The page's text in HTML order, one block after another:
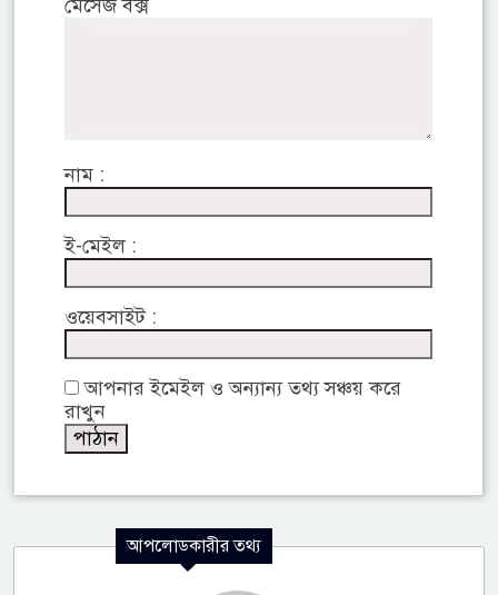
মেসেজ বক্স
নাম :
ই-মেইল :
ওয়েবসাইট :
আপনার ইমেইল ও অন্যান্য তথ্য সঞ্চয় করে
রাখুন
আপলোডকারীর তথ্য